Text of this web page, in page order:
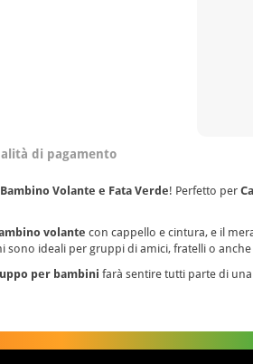
di pagamento
Volante e Fata Verde! Perfetto per
volante con cappello e cintura, e il
sono ideali per gruppi di amici, fratelli o
per bambini farà sentire tutti parte di